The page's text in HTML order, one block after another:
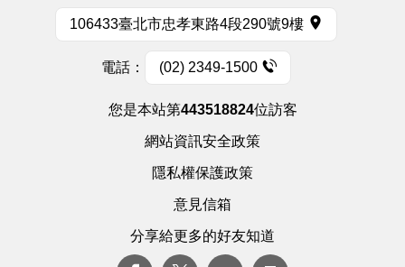
106433臺北市忠孝東路4段290號9樓
電話： (02) 2349-1500
您是本站第443518824位訪客
網站資訊安全政策
隱私權保護政策
意見信箱
分享給更多的好友知道